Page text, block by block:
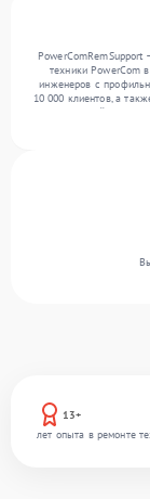
техники PowerCom
инженеров с
10 000 клиентов, а
сервисный центр
широким спектром
13+
лет опыта в ремонте